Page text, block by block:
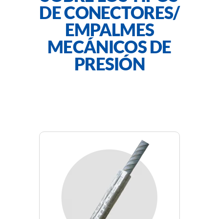
DE CONECTORES/
EMPALMES
MECÁNICOS DE
PRESIÓN